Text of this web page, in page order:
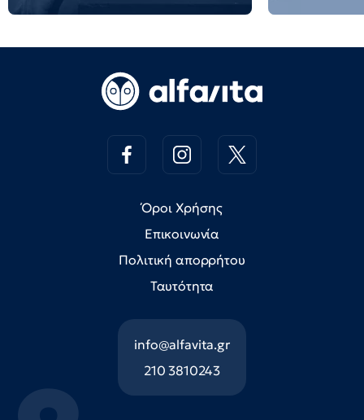
Όροι Χρήσης
Επικοινωνία
Πολιτική απορρήτου
Ταυτότητα
info@alfavita.gr
210 3810243